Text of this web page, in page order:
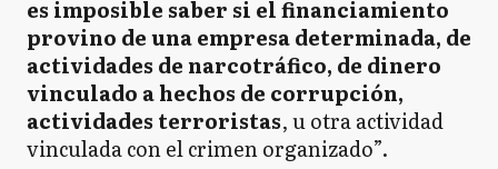
es imposible saber si el financiamiento
provino de una empresa determinada, de
actividades de narcotráfico, de dinero
vinculado a hechos de corrupción,
actividades terroristas, u otra actividad
vinculada con el crimen organizado”.